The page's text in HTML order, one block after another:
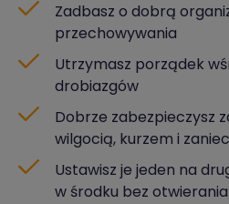
Zadbasz o dobrą
przechowywania
Utrzymasz porządek
drobiazgów
Dobrze zabezpieczysz
wilgocią, kurzem i
Ustawisz je jeden na
w środku bez otwierania